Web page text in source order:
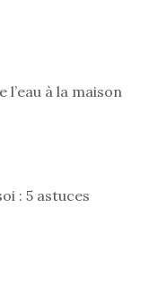
à la maison
: 5 astuces